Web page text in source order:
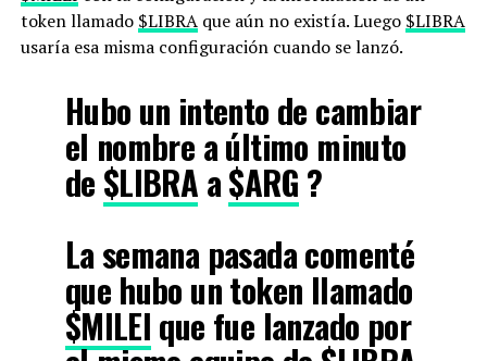
token llamado $LIBRAque aún no existía. Luego $LIBRA
usaría esa misma configuración cuando se lanzó.
Hubo un intento de cambiar
el nombre a último minuto
de $LIBRA a$ARG ?
La semana pasada comenté
que hubo un token llamado
$MILEI que fue lanzado por